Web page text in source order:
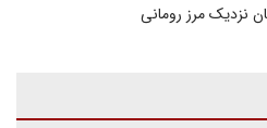
نزدیک مرز رومانی